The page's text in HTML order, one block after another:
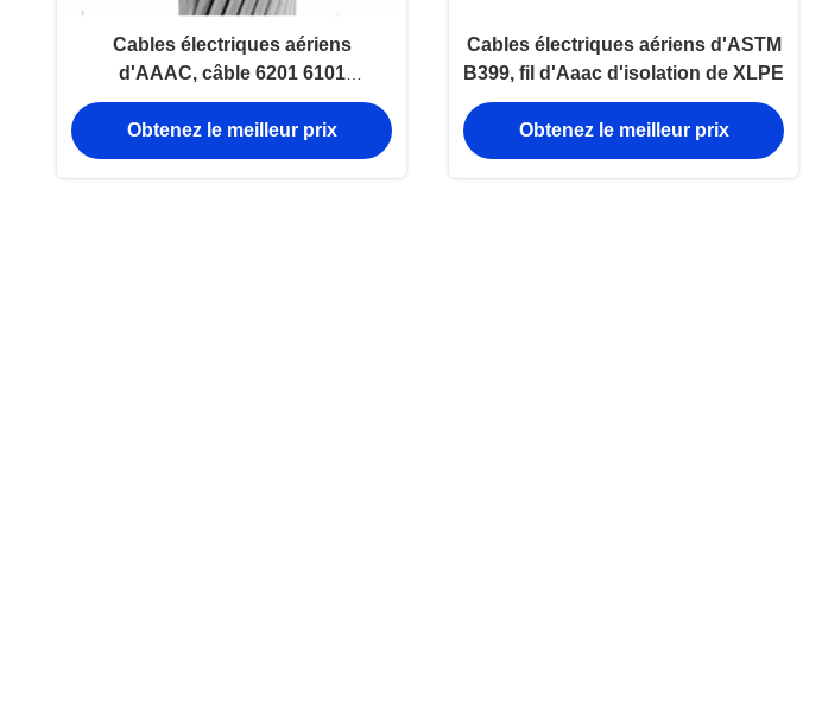
Cables électriques aériens
d'AAAC, câble 6201 6101
empaqueté aérien en aluminium
Obtenez le meilleur prix
Cables électriques aériens d'ASTM
B399, fil d'Aaac d'isolation de XLPE
Obtenez le meilleur prix